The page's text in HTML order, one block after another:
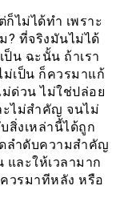
ไม่ได้ทำ เพราะ
? ที่จริงมันไม่ได้
ป็น ฉะนั้น ถ้าเรา
ม่เป็น ก็ควรมาแก้
ด่วน ไม่ใช่ปล่อย
ไม่สำคัญ จนไม่
สิ่งเหล่านี้ได้ถูก
ลำดับความสำคัญ
ละให้เวลามาก
วรมาทีหลัง หรือ